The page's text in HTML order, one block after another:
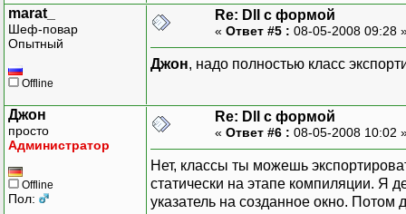
marat_
Шеф-повар
Опытный
Offline
Re: Dll с формой
« Ответ #5 : 08-05-2008 09:28
Джон, надо полностью класс
Джон
просто
Администратор
Offline
Пол:
Re: Dll с формой
« Ответ #6 : 08-05-2008 10:02
Нет, классы ты можешь
статически на этапе компиляции. Я
указатель на созданное окно. Потом